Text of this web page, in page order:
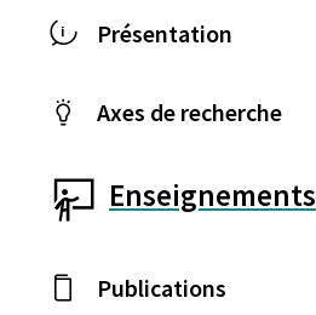
Présentation
Axes de recherche
Enseignements
Publications